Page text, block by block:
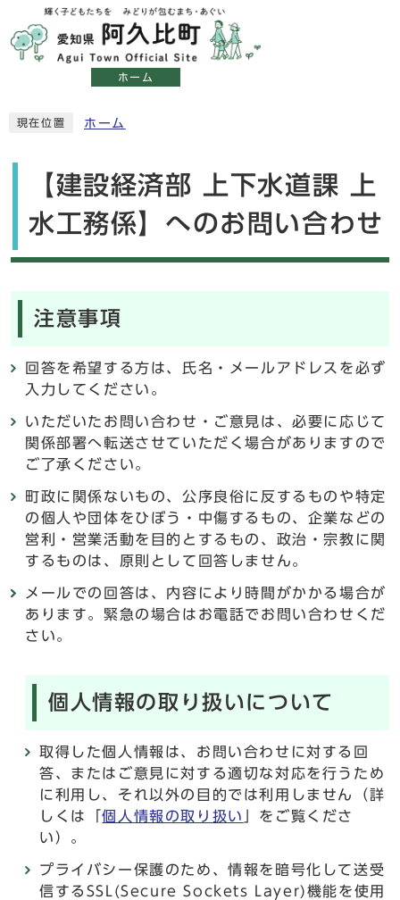
ホーム
現在位置 ホーム
【建設経済部 上下水道課 上
水工務係】へのお問い合わせ
注意事項
回答を希望する方は、氏名・メールアドレスを必ず
入力してください。
いただいたお問い合わせ・ご意見は、必要に応じて
関係部署へ転送させていただく場合がありますので
ご了承ください。
町政に関係ないもの、公序良俗に反するものや特定
の個人や団体をひぼう・中傷するもの、企業などの
営利・営業活動を目的とするもの、政治・宗教に関
するものは、原則として回答しません。
メールでの回答は、内容により時間がかかる場合が
あります。緊急の場合はお電話でお問い合わせくだ
さい。
個人情報の取り扱いについて
取得した個人情報は、お問い合わせに対する回
答、またはご意見に対する適切な対応を行うため
に利用し、それ以外の目的では利用しません（詳
しくは「個人情報の取り扱い
」をご覧くださ
い）。
プライバシー保護のため、情報を暗号化して送受
信するSSL(Secure Sockets Layer)機能を使用